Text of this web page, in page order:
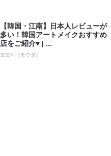
【韓国・江南】日本人レビューが
多い！韓国アートメイクおすすめ
店をご紹介♥ | ...
모으다［モウダ］